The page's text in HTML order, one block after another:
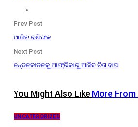
Prev Post
ଆଜିର ରାଶିଫଳ
Next Post
ନନ୍ଦନକାନନକୁ ଆଫ୍ରିକାରୁ ଆସିବ ଚିତା ବାଘ
You Might Also Like More
UNCATEGORIZED